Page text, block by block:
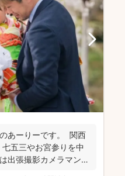
あーりーです。 関西
五三やお宮参りを中
出張撮影カメラマンと